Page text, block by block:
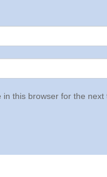
this browser for the next